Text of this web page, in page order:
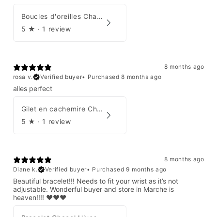
Boucles d'oreilles Chanel par Karl Lagerfeld 2008
5 ★ · 1 review
8 months ago
rosa v.
Verified buyer• Purchased 8 months ago
alles perfect
Gilet en cachemire Chanel Automne 1995
5 ★ · 1 review
8 months ago
Diane k.
Verified buyer• Purchased 9 months ago
Beautiful bracelet!!! Needs to fit your wrist as it’s not
adjustable. Wonderful buyer and store in Marche is
heaven!!!! ❤️❤️❤️